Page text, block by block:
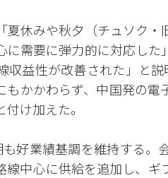
夏休みや秋夕（チュソク
に需要に弾力的に対応し
収益性が改善された」と
もかかわらず、中国発の
け加えた。
好業績基調を維持する
線中心に供給を追加し、